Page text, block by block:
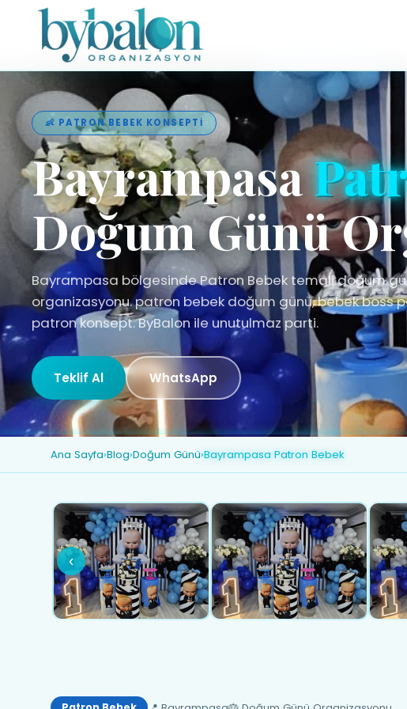
👶 PATRON BEBEK KONSEPTI
Bayrampasa
Doğum Günü
Bayrampasa bölgesinde Patron Bebek temali doğum
organizasyonu. patron bebek doğum günü, bebek boss
patron konsept. ByBalon ile unutulmaz parti.
Teklif Al WhatsApp
Ana Sayfa›Blog›Doğum Günü›Bayrampasa Patron Bebek
‹